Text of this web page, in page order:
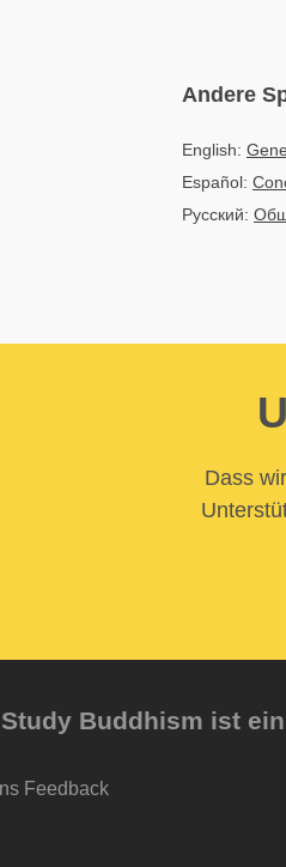
Andere
English:
Español:
Русский:
Dass
Study Buddhism ist
Feedback